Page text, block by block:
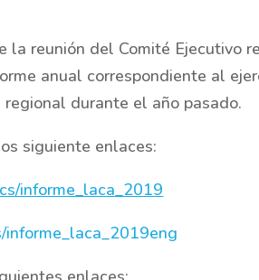
la reunión del Comité Ejecutivo
anual correspondiente al
durante el año pasado.
siguiente enlaces:
informe_laca_2019
informe_laca_2019eng